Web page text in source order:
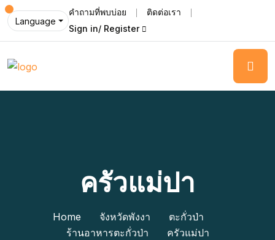
Language
คำถามที่พบบ่อย
ติดต่อเรา
Sign in/ Register
ครัวแม่ปา
Home จังหวัดพังงา
ตะกั่วป่า
ร้านอาหารตะกั่วป่า
ครัวแม่ปา